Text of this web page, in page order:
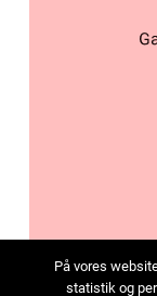
På vores
statistik og